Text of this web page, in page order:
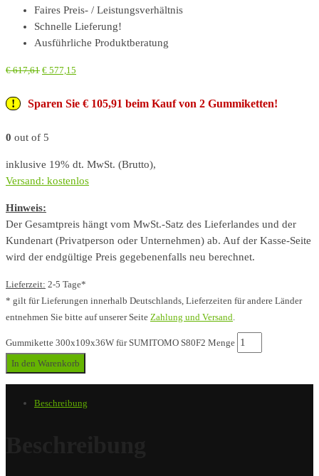
Faires Preis- / Leistungsverhältnis
Schnelle Lieferung!
Ausführliche Produktberatung
€617,61 € 577,15
Sparen Sie € 105,91 beim Kauf von 2 Gummiketten!
0 out of 5
inklusive 19% dt. MwSt. (Brutto),
Versand: kostenlos
Hinweis:
Der Gesamtpreis hängt vom MwSt.-Satz des Lieferlandes und der
Kundenart (Privatperson oder Unternehmen) ab. Auf der Kasse-Seite
wird der endgültige Preis gegebenenfalls neu berechnet.
Lieferzeit: 2-5 Tage*
* gilt für Lieferungen innerhalb Deutschlands, Lieferzeiten für andere Länder
entnehmen Sie bitte auf unserer Seite Zahlung und Versand
Gummikette 300x109x36W für SUMITOMO S80F2 Menge
In den Warenkorb
Beschreibung